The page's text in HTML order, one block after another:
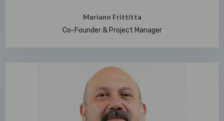
Mariano Frittitta
Co-Founder & Project Manager